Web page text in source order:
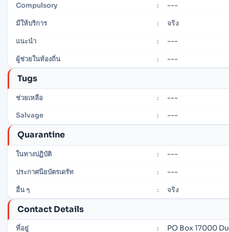
Compulsory : ---
มีให้บริการ : จริง
แนะนำ : ---
ผู้ช่วยในท้องถิ่น : ---
Tugs
ช่วยเหลือ : ---
Salvage : ---
Quarantine
ในทางปฏิบัติ : ---
ประกาศนียบัตรเดรัท : ---
อื่น ๆ : จริง
Contact Details
ที่อยู่ : PO Box 17000